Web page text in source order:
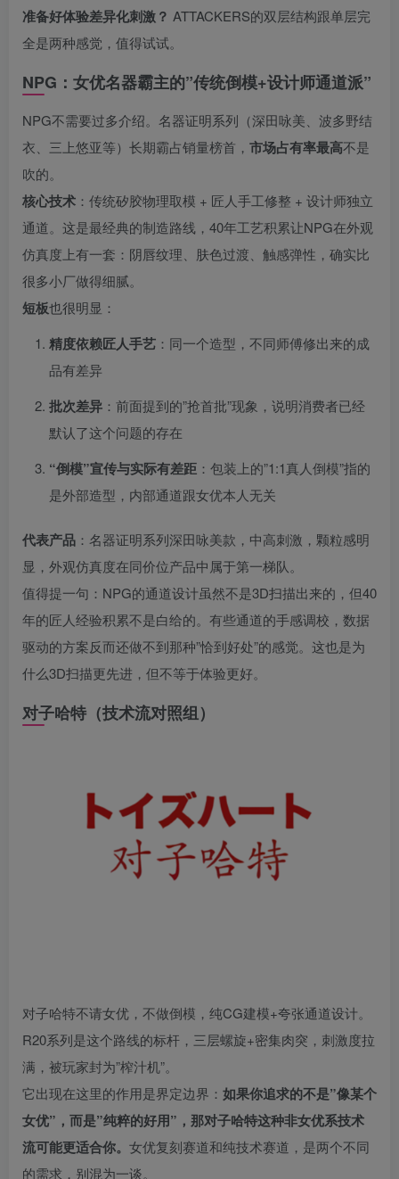
准备好体验差异化刺激？ ATTACKERS的双层结构跟单层完
全是两种感觉，值得试试。
NPG：女优名器霸主的”传统倒模+设计师通道派”
NPG不需要过多介绍。名器证明系列（深田咏美、波多野结
衣、三上悠亚等）长期霸占销量榜首， 市场占有率最高不是
吹的。
核心技术 ：传统矽胶物理取模 + 匠人手工修整 + 设计师独立
通道。这是最经典的制造路线，40年工艺积累让NPG在外观
仿真度上有一套：阴唇纹理、肤色过渡、触感弹性，确实比
很多小厂做得细腻。
短板也很明显：
精度依赖匠人手艺 ：同一个造型，不同师傅修出来的成
品有差异
批次差异 ：前面提到的”抢首批”现象，说明消费者已经
默认了这个问题的存在
“倒模”宣传与实际有差距 ：包装上的”1:1真人倒模”指的
是外部造型，内部通道跟女优本人无关
代表产品 ：名器证明系列深田咏美款，中高刺激，颗粒感明
显，外观仿真度在同价位产品中属于第一梯队。
值得提一句：NPG的通道设计虽然不是3D扫描出来的，但40
年的匠人经验积累不是白给的。有些通道的手感调校，数据
驱动的方案反而还做不到那种”恰到好处”的感觉。这也是为
什么3D扫描更先进，但不等于体验更好。
对子哈特（技术流对照组）
对子哈特不请女优，不做倒模，纯CG建模+夸张通道设计。
R20系列是这个路线的标杆，三层螺旋+密集肉突，刺激度拉
满，被玩家封为”榨汁机”。
它出现在这里的作用是界定边界： 如果你追求的不是”像某个
女优”，而是”纯粹的好用”，那对子哈特这种非女优系技术
流可能更适合你。 女优复刻赛道和纯技术赛道，是两个不同
的需求，别混为一谈。